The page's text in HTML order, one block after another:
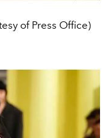
of Press Office)